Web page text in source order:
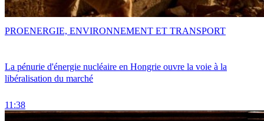
La pénurie d'énergie nucléaire en Hongrie ouvre la voie à la
libéralisation du marché
11:38
PROENERGIE, ENVIRONNEMENT ET TRANSPORT